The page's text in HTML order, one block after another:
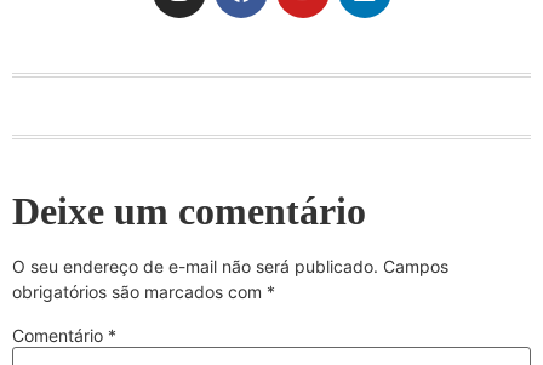
Deixe um comentário
O seu endereço de e-mail não será publicado. Campos
obrigatórios são marcados com *
Comentário *